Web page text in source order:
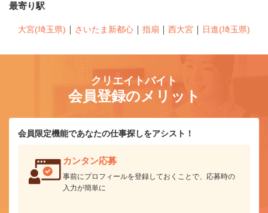
最寄り駅
大宮(埼玉県) ｜ さいたま新都心 ｜ 指扇 ｜ 西大宮 ｜ 日進(埼玉県)
クリエイトバイト
会員登録のメリット
会員限定機能であなたの仕事探しをアシスト！
カンタン応募
事前にプロフィールを登録しておくことで、応募時の
入力が簡単に